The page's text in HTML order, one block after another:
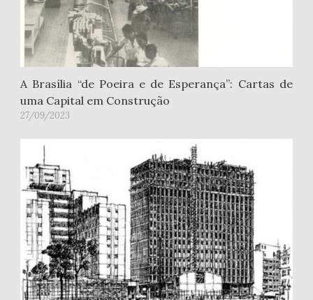
A Brasília “de Poeira e de Esperança”: Cartas de
uma Capital em Construção
27/09/2023